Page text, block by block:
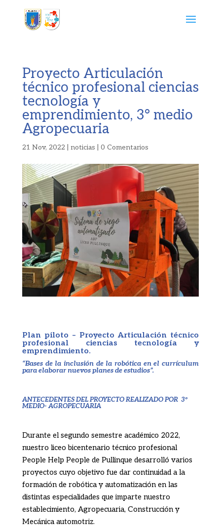
Proyecto Articulación
técnico profesional ciencias
tecnología y
emprendimiento, 3° medio
Agropecuaria
21 Nov, 2022 noticias 0 Comentarios
Plan piloto – Proyecto Articulación técnico
profesional ciencias tecnología y
emprendimiento.
“Bases de la inclusión de la robótica en el currículum
para elaborar nuevos planes de estudios”.
ANTECEDENTES DEL PROYECTO REALIZADO POR 3º
MEDIO- AGROPECUARIA
Durante el segundo semestre académico 2022,
nuestro liceo bicentenario técnico profesional
People Help People de Pullinque desarrolló varios
proyectos cuyo objetivo fue dar continuidad a la
formación de robótica y automatización en las
distintas especialidades que imparte nuestro
establecimiento, Agropecuaria, Construcción y
Mecánica automotriz.